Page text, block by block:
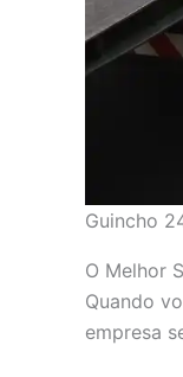
Guincho
O Melhor
Quando
empresa